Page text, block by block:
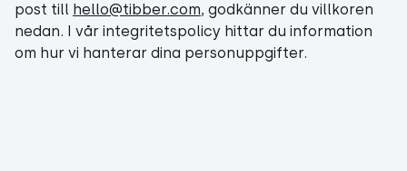
post till hello@tibber.com, godkänner du villkoren
nedan. I vår integritetspolicy hittar du information
om hur vi hanterar dina personuppgifter.